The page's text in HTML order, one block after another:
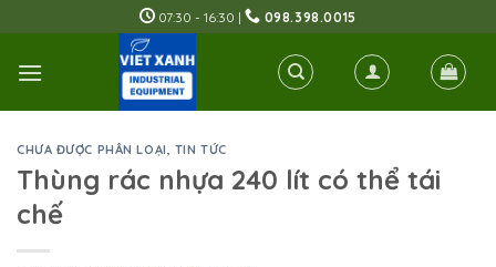
to
content
07:30 - 16:30 | 098.398.0015
CHƯA ĐƯỢC PHÂN LOẠI, TIN TỨC
Thùng rác nhựa 240 lít có thể tái
chế